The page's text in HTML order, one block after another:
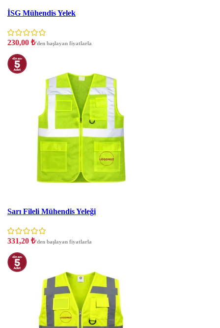
İSG Mühendis Yelek
230,00 ₺'den başlayan fiyatlarla
Sarı Fileli Mühendis Yeleği
331,20 ₺'den başlayan fiyatlarla